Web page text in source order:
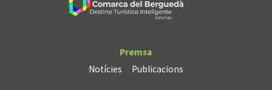
Premsa
Notícies
Publicacions